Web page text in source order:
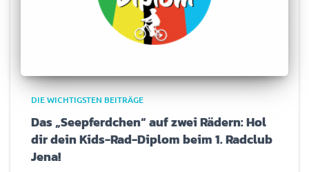
DIE WICHTIGSTEN BEITRÄGE
Das „Seepferdchen“ auf zwei Rädern: Hol
dir dein Kids-Rad-Diplom beim 1. Radclub
Jena!